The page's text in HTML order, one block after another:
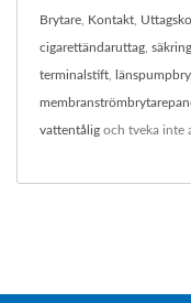
Brytare Kontakt
cigarettändaruttag
terminalstift
vattentålig och tveka inte